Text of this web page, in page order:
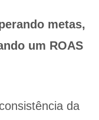
metas,
um ROAS
da